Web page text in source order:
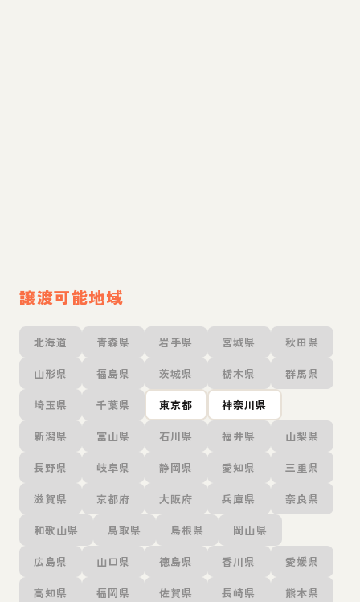
譲渡可能地域
北海道 青森県 岩手県 宮城県 秋田県
山形県 福島県 茨城県 栃木県 群馬県
埼玉県 千葉県 東京都 神奈川県
新潟県 富山県 石川県 福井県 山梨県
長野県 岐阜県 静岡県 愛知県 三重県
滋賀県 京都府 大阪府 兵庫県 奈良県
和歌山県 鳥取県 島根県 岡山県
広島県 山口県 徳島県 香川県 愛媛県
高知県 福岡県 佐賀県 長崎県 熊本県